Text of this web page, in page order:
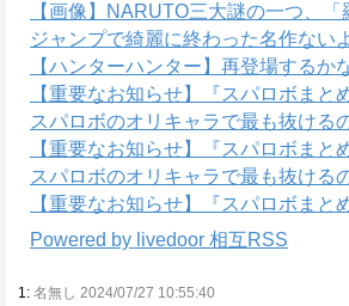
【画像】NARUTO三大謎の一つ、
ジャンプで綺麗に終わった名作ない
【ハンターハンター】再登場するか
【重要なお知らせ】『スパロボま
スパロボのオリキャラで最も抜ける
【重要なお知らせ】『スパロボま
スパロボのオリキャラで最も抜ける
【重要なお知らせ】『スパロボま
Powered by livedoor 相互RSS
1: 名無し 2024/07/27 10:55:40